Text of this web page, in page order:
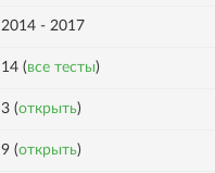
2014 - 2017
14 (все тесты)
3 (открыть)
9 (открыть)